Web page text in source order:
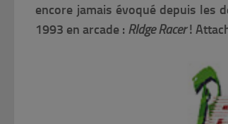
encore jamais évoqué depuis les
1993 en arcade : RIdge Racer!